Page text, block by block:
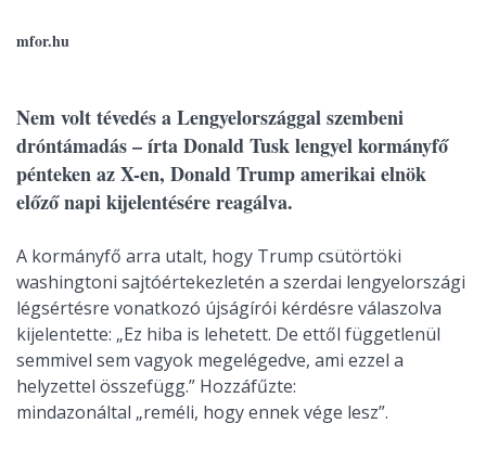
mfor.hu
Nem volt tévedés a Lengyelországgal szembeni
dróntámadás – írta Donald Tusk lengyel kormányfő
pénteken az X-en, Donald Trump amerikai elnök
előző napi kijelentésére reagálva.
A kormányfő arra utalt, hogy Trump csütörtöki
washingtoni sajtóértekezletén a szerdai lengyelországi
légsértésre vonatkozó újságírói kérdésre válaszolva
kijelentette: „Ez hiba is lehetett. De ettől függetlenül
semmivel sem vagyok megelégedve, ami ezzel a
helyzettel összefügg.” Hozzáfűzte:
mindazonáltal „reméli, hogy ennek vége lesz”.